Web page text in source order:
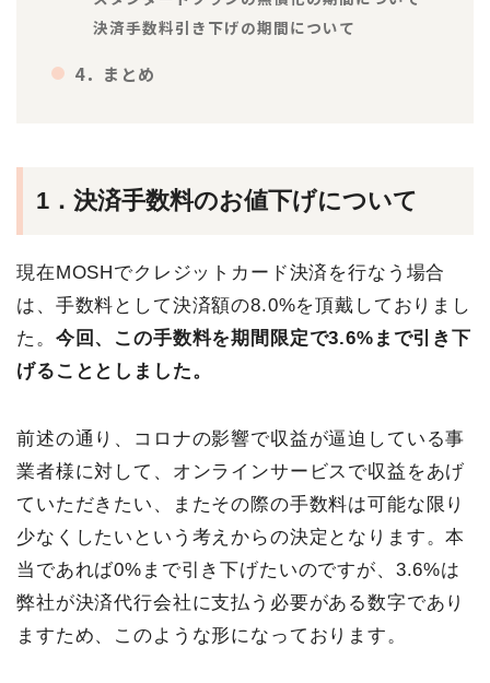
決済手数料引き下げの期間について
4．まとめ
1．決済手数料のお値下げについて
現在MOSHでクレジットカード決済を行なう場合
は、手数料として決済額の8.0%を頂戴しておりまし
た。 今回、この手数料を期間限定で3.6%まで引き下
げることとしました。
前述の通り、コロナの影響で収益が逼迫している事
業者様に対して、オンラインサービスで収益をあげ
ていただきたい、またその際の手数料は可能な限り
少なくしたいという考えからの決定となります。本
当であれば0%まで引き下げたいのですが、3.6%は
弊社が決済代行会社に支払う必要がある数字であり
ますため、このような形になっております。